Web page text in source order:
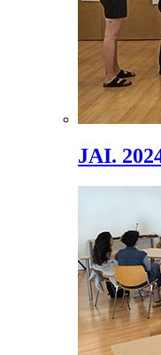
JAI.